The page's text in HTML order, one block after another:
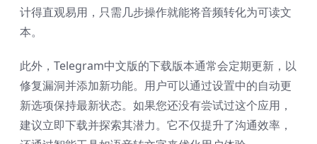
计得直观易用，只需几步操作就能将音频转化为可读文
本。
此外，Telegram中文版的下载版本通常会定期更新，以
修复漏洞并添加新功能。用户可以通过设置中的自动更
新选项保持最新状态。如果您还没有尝试过这个应用，
建议立即下载并探索其潜力。它不仅提升了沟通效率，